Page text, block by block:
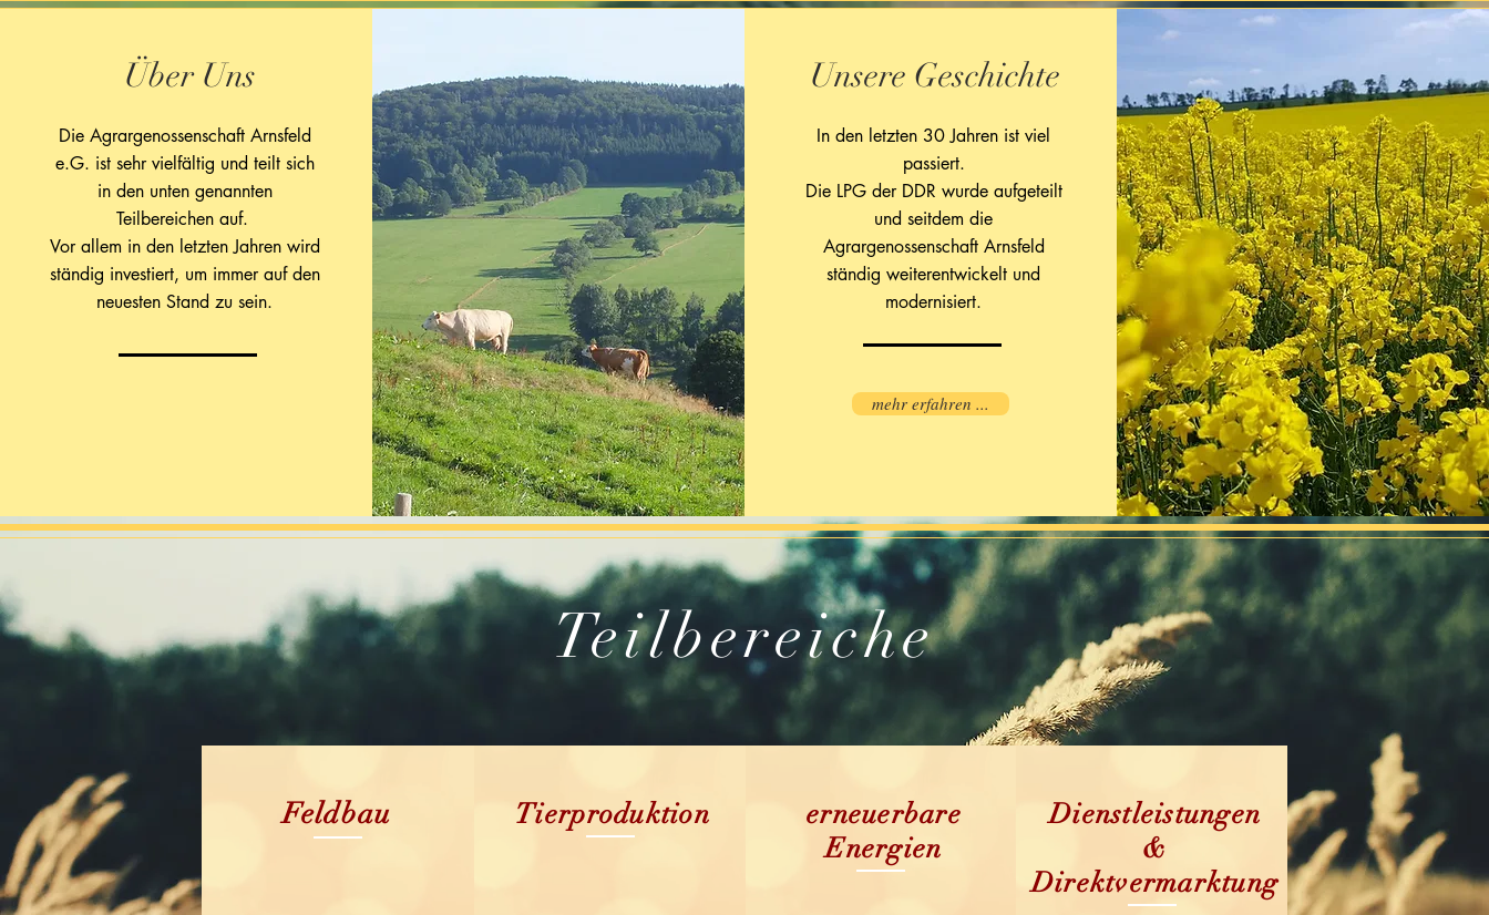
Über Uns
Die Agrargenossenschaft Arnsfeld
e.G. ist sehr vielfältig und teilt sich
in den unten genannten
Teilbereichen auf.
Vor allem in den letzten Jahren wird
ständig investiert, um immer auf den
neuesten Stand zu sein.
Unsere Geschichte
In den letzten 30 Jahren ist viel
passiert.
Die LPG der DDR wurde aufgeteilt
und seitdem die
Agrargenossenschaft Arnsfeld
ständig weiterentwickelt und
modernisiert.
mehr erfahren ...
Teilbereiche
Feldbau Tierproduktion
erneuerbare
Energien
Dienstleistungen
&
Direktvermarktung